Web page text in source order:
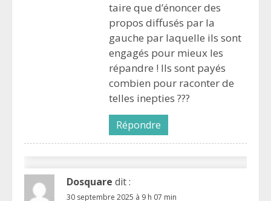
taire que d’énoncer des
propos diffusés par la
gauche par laquelle ils sont
engagés pour mieux les
répandre ! Ils sont payés
combien pour raconter de
telles inepties ???
Répondre
Dosquare dit :
30 septembre 2025 à 9 h 07 min